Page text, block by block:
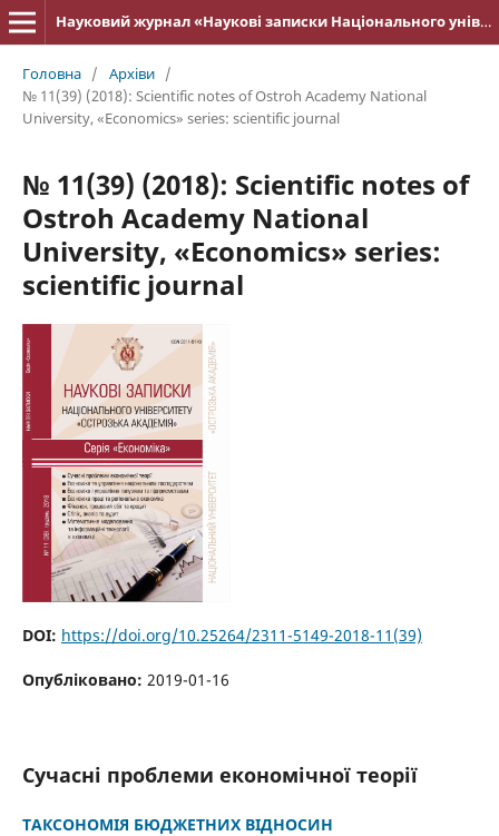
Науковий журнал «Наукові записки Національного університету «Острозька академія»: серія «Економіка»
Головна / Архіви /
№ 11(39) (2018): Scientific notes of Ostroh Academy National
University, «Economics» series: scientific journal
№ 11(39) (2018): Scientific notes of
Ostroh Academy National
University, «Economics» series:
scientific journal
DOI: https://doi.org/10.25264/2311-5149-2018-11(39)
Опубліковано: 2019-01-16
Cучасні проблеми економічної теорії
ТАКСОНОМІЯ БЮДЖЕТНИХ ВІДНОСИН